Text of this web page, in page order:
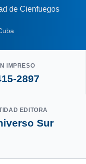
de Cienfuegos
IMPRESO
2897
EDITORA
Sur